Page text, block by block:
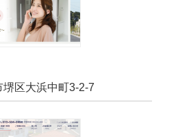
区大浜中町3-2-7